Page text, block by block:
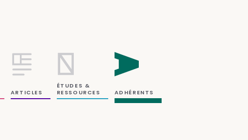
ARTICLES
ÉTUDES &
RESSOURCES
ADHÉRENTS